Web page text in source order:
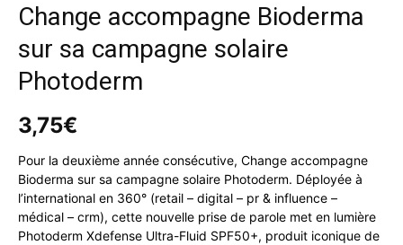
Change accompagne Bioderma
sur sa campagne solaire
Photoderm
3,75€
Pour la deuxième année consécutive, Change accompagne
Bioderma sur sa campagne solaire Photoderm. Déployée à
l’international en 360° (retail – digital – pr & influence –
médical – crm), cette nouvelle prise de parole met en lumière
Photoderm Xdefense Ultra-Fluid SPF50+, produit iconique de